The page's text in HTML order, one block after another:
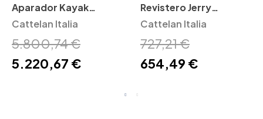
Aparador Kayak
Cattelan Italia
Cattelan Italia
5.800,74 €
5.220,67 €
Revistero Jerry
Cattelan Italia
Cattelan Italia
727,21 €
654,49 €